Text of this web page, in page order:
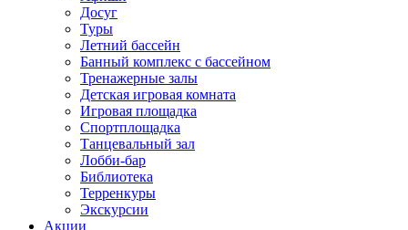
Досуг
Туры
Летний бассейн
Банный комплекс с бассейном
Тренажерные залы
Детская игровая комната
Игровая площадка
Спортплощадка
Танцевальный зал
Лобби-бар
Библиотека
Терренкуры
Экскурсии
Акции